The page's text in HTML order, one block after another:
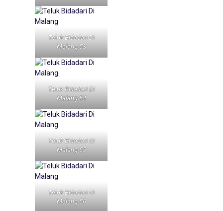
Teluk Bidadari Di
Malang 53
Teluk Bidadari Di
Malang 54
Teluk Bidadari Di
Malang 55
Teluk Bidadari Di
Malang 56